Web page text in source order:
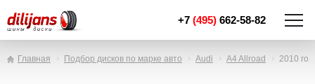
+7 (495) 662-58-82
Главная Подбор дисков по марке авто Audi A4 Allroad 2010